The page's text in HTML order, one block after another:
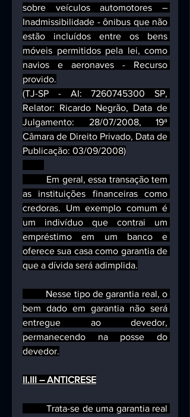
sobre veículos automotores –
Inadmissibilidade - ônibus que não
estão incluídos entre os bens
móveis permitidos pela lei, como
navios e aeronaves - Recurso
provido.
(TJ-SP - AI: 7260745300 SP,
Relator: Ricardo Negrão, Data de
Julgamento: 28/07/2008, 19ª
Câmara de Direito Privado, Data de
Publicação: 03/09/2008)
as instituições financeiras como
credoras. Um exemplo comum é
um indivíduo que contrai um
empréstimo em um banco e
oferece sua casa como garantia de
que a dívida será adimplida.
bem dado em garantia não será
entregue ao devedor,
permanecendo na posse do
devedor.
II.III – ANTICRESE
         Trata-se de uma garantia real